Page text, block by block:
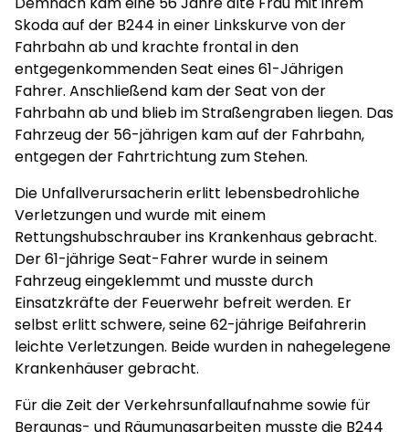
Skoda auf der B244 in einer Linkskurve von der
Fahrbahn ab und krachte frontal in den
entgegenkommenden Seat eines 61-Jährigen
Fahrer. Anschließend kam der Seat von der
Fahrbahn ab und blieb im Straßengraben liegen. Das
Fahrzeug der 56-jährigen kam auf der Fahrbahn,
entgegen der Fahrtrichtung zum Stehen.
Die Unfallverursacherin erlitt lebensbedrohliche
Verletzungen und wurde mit einem
Rettungshubschrauber ins Krankenhaus gebracht.
Der 61-jährige Seat-Fahrer wurde in seinem
Fahrzeug eingeklemmt und musste durch
Einsatzkräfte der Feuerwehr befreit werden. Er
selbst erlitt schwere, seine 62-jährige Beifahrerin
leichte Verletzungen. Beide wurden in nahegelegene
Krankenhäuser gebracht.
Für die Zeit der Verkehrsunfallaufnahme sowie für
Bergungs- und Räumungsarbeiten musste die B244